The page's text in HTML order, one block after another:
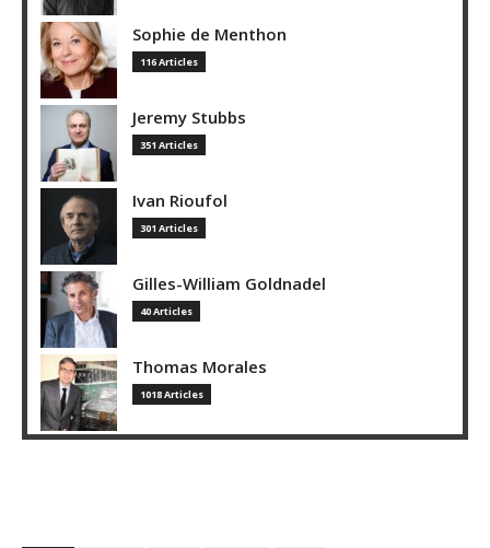
Sophie de Menthon
116 Articles
Jeremy Stubbs
351 Articles
Ivan Rioufol
301 Articles
Gilles-William Goldnadel
40 Articles
Thomas Morales
1018 Articles